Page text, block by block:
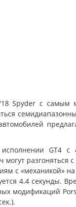
Spyder с
GT4 с
разгоняться
с «механикой»
4.4 секунды.
модификаций